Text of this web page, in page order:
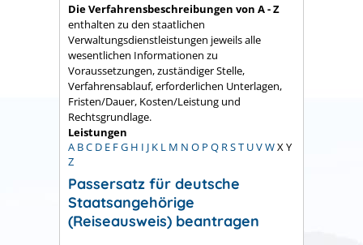
Die Verfahrensbeschreibungen von A - Z
enthalten zu den staatlichen
Verwaltungsdienstleistungen jeweils alle
wesentlichen Informationen zu
Voraussetzungen, zuständiger Stelle,
Verfahrensablauf, erforderlichen Unterlagen,
Fristen/Dauer, Kosten/Leistung und
Rechtsgrundlage.
Leistungen
A BC D E FG H I J K L M N O P Q RST UVWX Y
Z
Passersatz für deutsche
Staatsangehörige
(Reiseausweis) beantragen